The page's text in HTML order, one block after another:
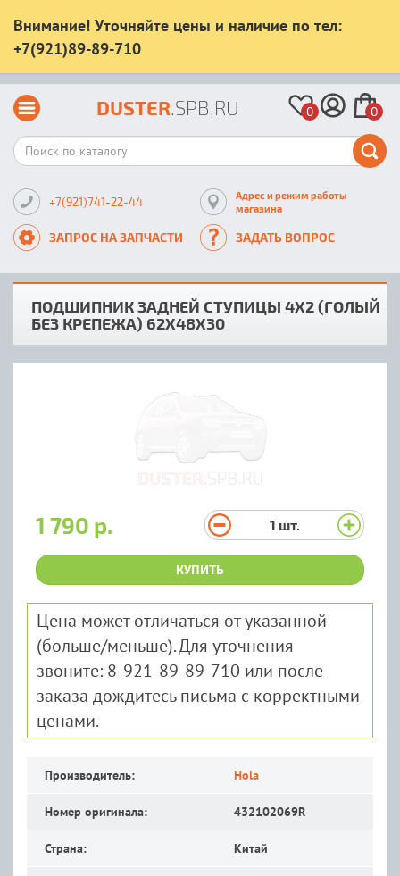
Внимание! Уточняйте цены и наличие по тел:
+7(921)89-89-710
DUSTER.SPB.RU 0 0
+7(921)741-22-44
Адрес и режим работы
магазина
ЗАПРОС НА ЗАПЧАСТИ ЗАДАТЬ ВОПРОС
ПОДШИПНИК ЗАДНЕЙ СТУПИЦЫ 4X2 (ГОЛЫЙ
БЕЗ КРЕПЕЖА) 62Х48Х30
1 790 р. 1 шт.
КУПИТЬ
Цена может отличаться от указанной
(больше/меньше). Для уточнения
звоните: 8-921-89-89-710 или после
заказа дождитесь письма с корректными
ценами.
Производитель: Hola
Номер оригинала: 432102069R
Страна: Китай